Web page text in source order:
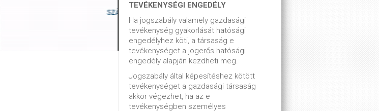
TEVÉKENYSÉGI ENGEDÉLY
Ha jogszabály valamely gazdasági
tevékenység gyakorlását hatósági
engedélyhez köti, a társaság e
tevékenységet a jogerős hatósági
engedély alapján kezdheti meg.
Jogszabály által képesítéshez kötött
tevékenységet a gazdasági társaság
akkor végezhet, ha az e
tevékenységben személyes